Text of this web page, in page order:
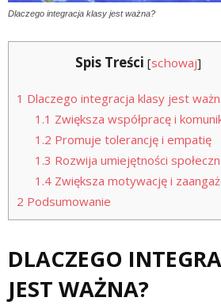
Dlaczego integracja klasy jest ważna?
Spis Treści [schowaj]
1 Dlaczego integracja klasy jest
1.1 Zwiększa współpracę i
1.2 Promuje tolerancję i empatię
1.3 Rozwija umiejętności
1.4Zwiększa motywację i
2 Podsumowanie
DLACZEGO
JEST WAŻNA?